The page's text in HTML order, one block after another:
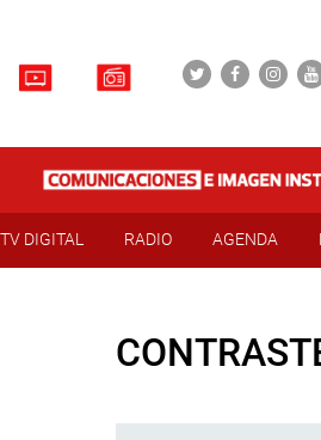
TV DIGITAL RADIO AGENDA